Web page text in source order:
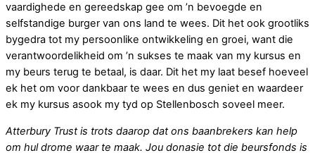
vaardighede en gereedskap gee om ’n bevoegde en
selfstandige burger van ons land te wees. Dit het ook grootliks
bygedra tot my persoonlike ontwikkeling en groei, want die
verantwoordelikheid om ’n sukses te maak van my kursus en
my beurs terug te betaal, is daar. Dit het my laat besef hoeveel
ek het om voor dankbaar te wees en dus geniet en waardeer
ek my kursus asook my tyd op Stellenbosch soveel meer.
Atterbury Trust is trots daarop dat ons baanbrekers kan help
om hul drome waar te maak. Jou donasie tot die beursfonds is